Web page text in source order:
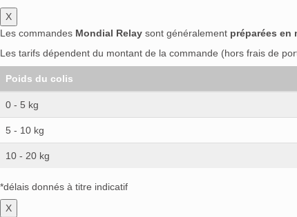
X
Les commandes Mondial Relay sont généralement préparées en
Les tarifs dépendent du montant de la commande (hors frais de
Poids du colis
0 - 5 kg
5 - 10 kg
10 - 20 kg
*délais donnés à titre indicatif
X